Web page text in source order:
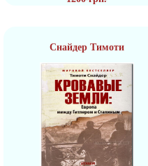
Снайдер Тимоти